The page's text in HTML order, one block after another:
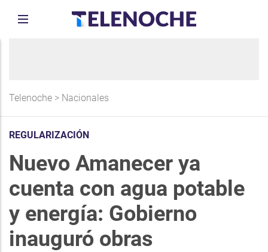
Telenoche > Nacionales
REGULARIZACIÓN
Nuevo Amanecer ya
cuenta con agua potable
y energía: Gobierno
inauguró obras